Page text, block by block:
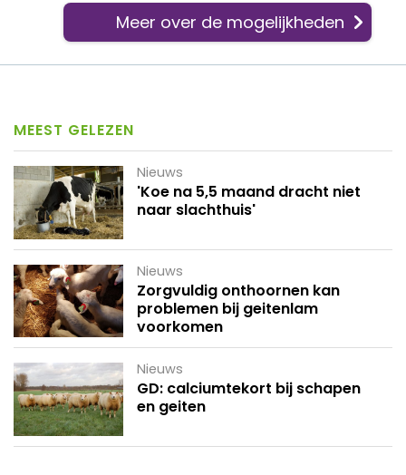
Meer over de mogelijkheden
MEEST GELEZEN
Nieuws
'Koe na 5,5 maand dracht niet
naar slachthuis'
Nieuws
Zorgvuldig onthoornen kan
problemen bij geitenlam
voorkomen
Nieuws
GD: calciumtekort bij schapen
en geiten